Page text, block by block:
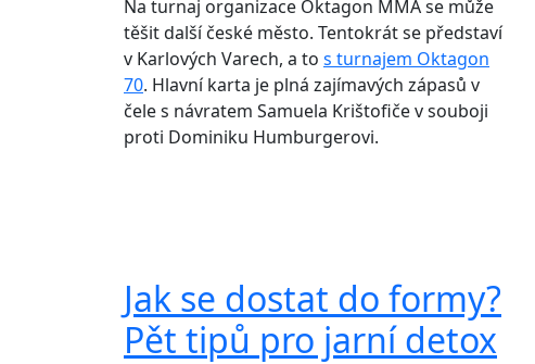
Na turnaj organizace Oktagon MMA se může
těšit další české město. Tentokrát se představí
v Karlových Varech, a to s turnajem Oktagon
70. Hlavní karta je plná zajímavých zápasů v
čele s návratem Samuela Krištofiče v souboji
proti Dominiku Humburgerovi.
Jak se dostat do formy?
Pět tipů pro jarní detox